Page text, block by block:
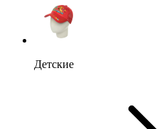
Детские